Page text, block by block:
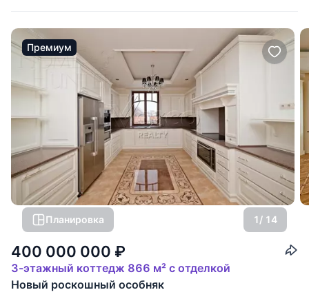
Премиум
Планировка 1/ 14
400 000 000 ₽
3-этажный коттедж 866 м² с отделкой
Новый роскошный особняк